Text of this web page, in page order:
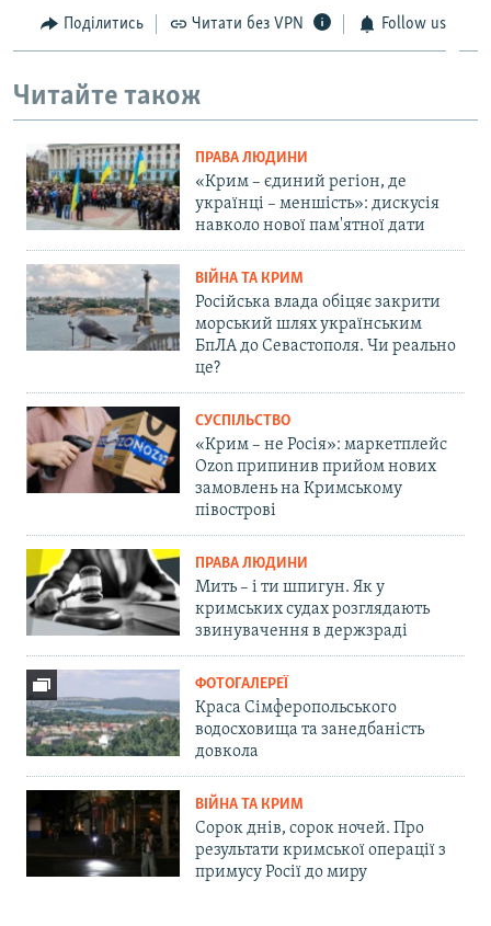
Поділитись Читати без VPN Follow us
Читайте також
ПРАВА ЛЮДИНИ
«Крим – єдиний регіон, де
українці – меншість»: дискусія
навколо нової пам'ятної дати
ВІЙНА ТА КРИМ
Російська влада обіцяє закрити
морський шлях українським
БпЛА до Севастополя. Чи реально
це?
СУСПІЛЬСТВО
«Крим – не Росія»: маркетплейс
Ozon припинив прийом нових
замовлень на Кримському
півострові
ПРАВА ЛЮДИНИ
Мить – і ти шпигун. Як у
кримських судах розглядають
звинувачення в держзраді
ФОТОГАЛЕРЕЇ
Краса Сімферопольського
водосховища та занедбаність
довкола
ВІЙНА ТА КРИМ
Сорок днів, сорок ночей. Про
результати кримської операції з
примусу Росії до миру